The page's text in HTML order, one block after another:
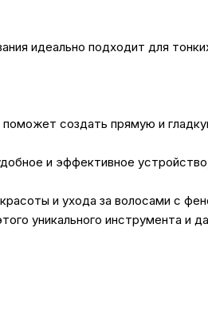
идеально подходит для
создать прямую и
и эффективное
и ухода за волосами с
уникального инструмента